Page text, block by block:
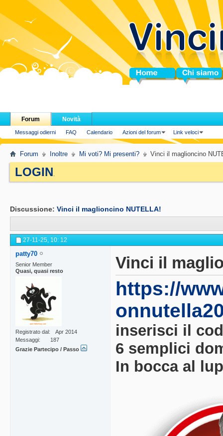
Home Chi siamo
Forum
Messaggi odierni FAQ Calendario Azioni del forum Link veloci
Novità
Forum Inoltre Mi voti? Mi presenti? Vinci il maglioncino
LOGIN.
Discussione: Vinci il maglioncino NUTELLA!
27-11-25, 10: 12
patty70
Senior Member
Quasi, quasi resto
Registrato dal
Apr 2014
Messaggi
187
Grazie Partecipo / Passo
Vinci il
https://
inserisci il
6 semplici
In bocca al